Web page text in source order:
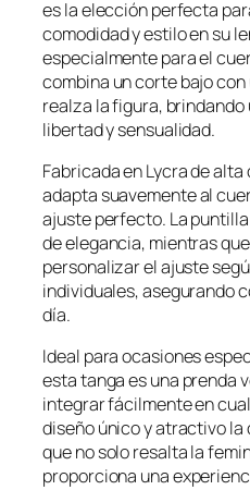
es la elección perfecta
comodidad y estilo en su
especialmente para el
combina un corte bajo
realza la figura, brindando
libertad y sensualidad.
Fabricada en Lycra de
adapta suavemente al
ajuste perfecto. La
de elegancia, mientras
personalizar el ajuste
individuales, asegurando
día.
Ideal para ocasiones
esta tanga es una prenda
integrar fácilmente en
diseño único y atractivo
que no solo resalta la
proporciona una